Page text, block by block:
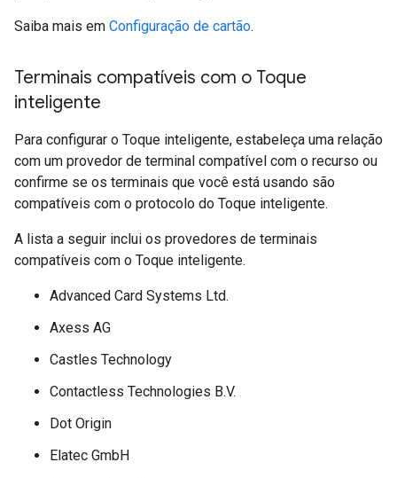
Saiba mais em Configuração de cartão.
Terminais compatíveis com o Toque
inteligente
Para configurar o Toque inteligente, estabeleça uma relação
com um provedor de terminal compatível com o recurso ou
confirme se os terminais que você está usando são
compatíveis com o protocolo do Toque inteligente.
A lista a seguir inclui os provedores de terminais
compatíveis com o Toque inteligente.
Advanced Card Systems Ltd.
Axess AG
Castles Technology
Contactless Technologies B.V.
Dot Origin
Elatec GmbH